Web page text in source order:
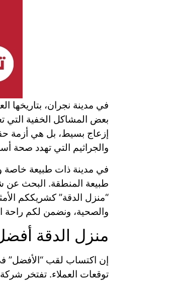
في مدينة نجران، بتاريخها
بعض المشاكل الخفية التي
إزعاج بسيط، بل هي أزمة
والجراثيم التي تهدد صحة
في مدينة ذات طبيعة خاصة
طبيعة المنطقة. البحث عن
“منزل الدقة” كشريككم
والصحية، ونضمن لكم راحة
منزل الدقة
إن اكتساب لقب “الأفضل”
توقعات العملاء. تفتخر